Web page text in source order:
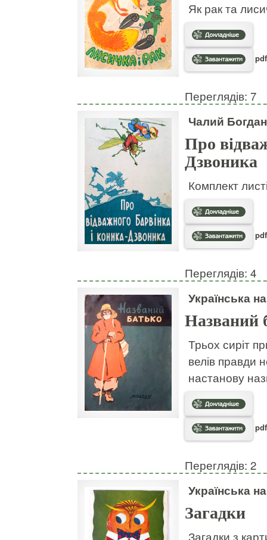
Як рак та
Переглядів: 7
Чалий
Про
Дзвоника
Комплект
Переглядів: 4
Українська
Названий
Трьох сиріт
велів правди
настанову
Переглядів: 2
Українська
Загадки
Загадки з